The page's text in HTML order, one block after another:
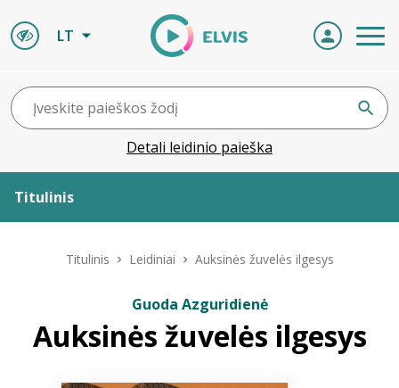
LT
Detali leidinio paieška
Titulinis
ELVIS atvyksta
Titulinis Leidiniai Auksinės žuvelės ilgesys
Guoda Azguridienė
Auksinės žuvelės ilgesys